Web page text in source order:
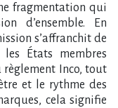
fragmentation qui
d​‌’ensemble. En
s​‌’affranchit de
États membres
Inco, tout
et le rythme des
cela signifie